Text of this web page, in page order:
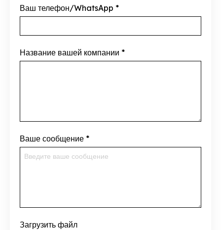
Ваш телефон/WhatsApp *
Название вашей компании *
Ваше сообщение *
Загрузить файл